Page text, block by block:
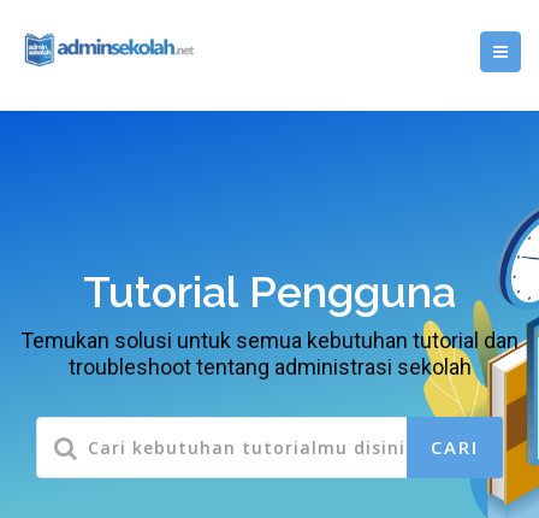
Tutorial Pengguna
Temukan solusi untuk semua kebutuhan tutorial dan
troubleshoot tentang administrasi sekolah